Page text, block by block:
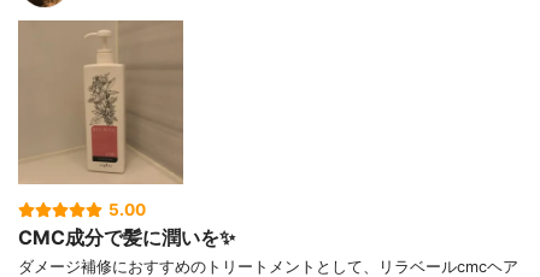
5.00
CMC成分で髪に潤いを✨
ダメージ補修におすすめのトリートメントとして、リラベールcmcヘア